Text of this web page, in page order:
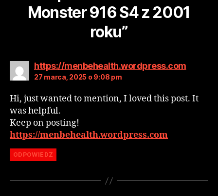
Monster 916 S4 z 2001
roku”
https://menbehealth.wordpress.com
27 marca, 2025 o 9:08 pm
Hi, just wanted to mention, I loved this post. It
was helpful.
Keep on posting!
https://menbehealth.wordpress.com
ODPOWIEDZ